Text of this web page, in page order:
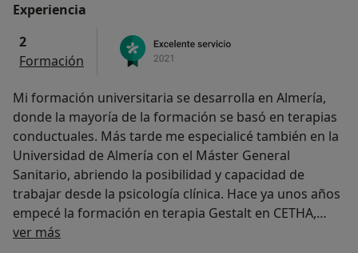
Experiencia
2
Formación
Mi formación universitaria se desarrolla en Almería,
donde la mayoría de la formación se basó en terapias
conductuales. Más tarde me especialicé también en la
Universidad de Almería con el Máster General
Sanitario, abriendo la posibilidad y capacidad de
trabajar desde la psicología clínica. Hace ya unos años
empecé la formación en terapia Gestalt en CETHA,
donde me enamoré de la psicoterapia y de esa mirada
ver más